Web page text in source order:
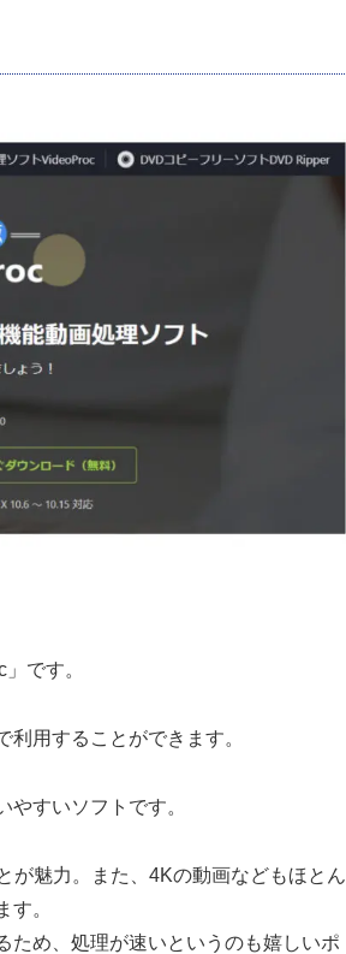
です。
用することができます。
すいソフトです。
が魅力。また、4Kの動画などもほとん
す。
ため、処理が速いというのも嬉しいポ